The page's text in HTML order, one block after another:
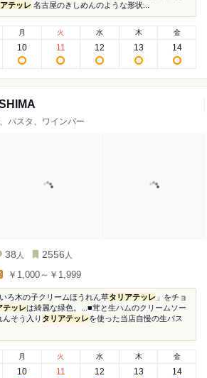
テッレ 名古屋のきしめんのような形状...
月
10
火
11
水
12
木
13
金
14
パスタ、ワインバー
38 人 2556 人
￥1,000～￥1,999
ろ木の子クリームほうれん草タリアテッレ 」をチョ
テッレは綺麗な緑色。...■茸と生ハムのクリームソー
んそう入り タリアテッレを使った当店自慢の生パス
月
10
火
11
水
12
木
13
金
14